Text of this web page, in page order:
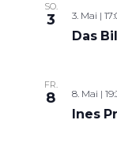
SO.
3 3. Mai |
Das
FR.
8 8. Mai |
Ines